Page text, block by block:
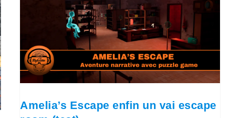
Amelia’s Escape enfin un vai escape